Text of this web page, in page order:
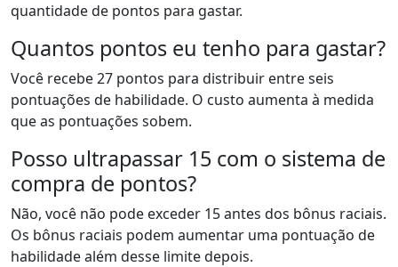
quantidade de pontos para gastar.
Quantos pontos eu tenho para gastar?
Você recebe 27 pontos para distribuir entre seis
pontuações de habilidade. O custo aumenta à medida
que as pontuações sobem.
Posso ultrapassar 15 com o sistema de
compra de pontos?
Não, você não pode exceder 15 antes dos bônus raciais.
Os bônus raciais podem aumentar uma pontuação de
habilidade além desse limite depois.